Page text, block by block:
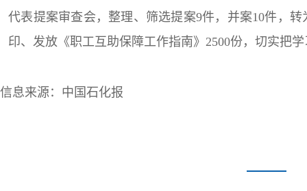
代表提案审查会，整理、筛选提案9件，并案10件，
印、发放《职工互助保障工作指南》2500份，切实把
信息来源：中国石化报